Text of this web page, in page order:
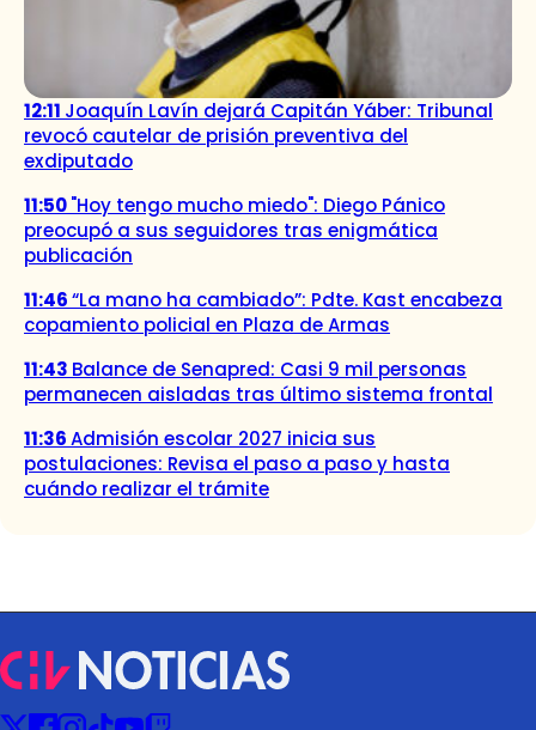
12:11 Joaquín Lavín dejará Capitán Yáber: Tribunal
revocó cautelar de prisión preventiva del
exdiputado
11:50"Hoy tengo mucho miedo": Diego Pánico
preocupó a sus seguidores tras enigmática
publicación
11:46“La mano ha cambiado”: Pdte. Kast encabeza
copamiento policial en Plaza de Armas
11:43 Balance de Senapred: Casi 9 mil personas
permanecen aisladas tras último sistema frontal
11:36Admisión escolar 2027 inicia sus
postulaciones: Revisa el paso a paso y hasta
cuándo realizar el trámite